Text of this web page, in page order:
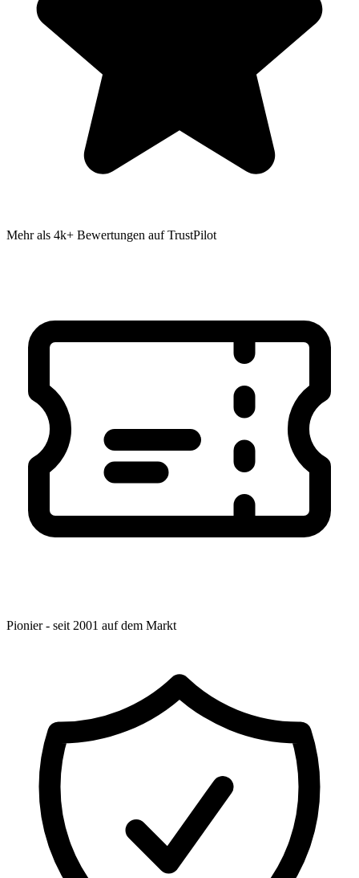
Mehr als 4k+ Bewertungen auf TrustPilot
Pionier - seit 2001 auf dem Markt